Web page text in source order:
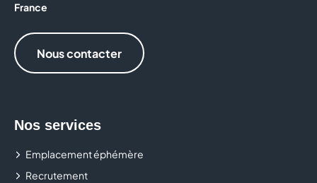
France
Nous contacter
Nos services
Emplacement éphémère
Recrutement